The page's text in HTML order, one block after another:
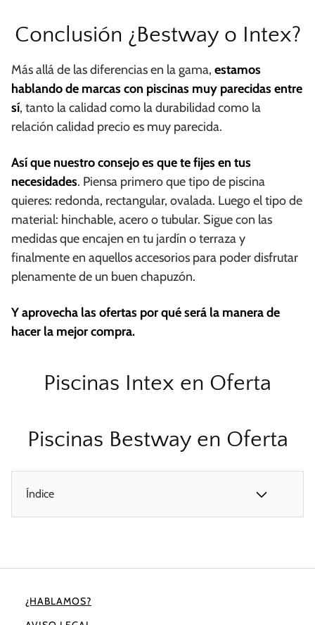
Conclusión ¿Bestway o Intex?
Más allá de las diferencias en la gama, estamos
hablando de marcas con piscinas muy parecidas entre
sí, tanto la calidad como la durabilidad como la
relación calidad precio es muy parecida.
Así que nuestro consejo es que te fijes en tus
necesidades. Piensa primero que tipo de piscina
quieres: redonda, rectangular, ovalada. Luego el tipo de
material: hinchable, acero o tubular. Sigue con las
medidas que encajen en tu jardín o terraza y
finalmente en aquellos accesorios para poder disfrutar
plenamente de un buen chapuzón.
Y aprovecha las ofertas por qué será la manera de
hacer la mejor compra.
Piscinas Intex en Oferta
Piscinas Bestway en Oferta
Índice
¿HABLAMOS?